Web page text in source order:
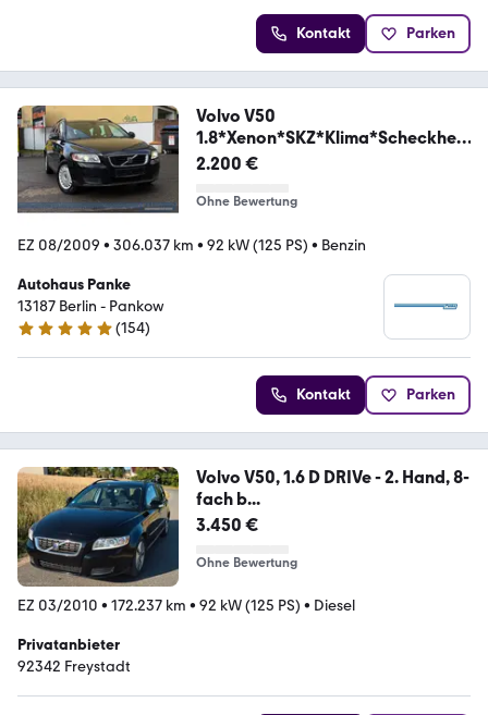
Kontakt Parken
Volvo V50
1.8*Xenon*SKZ*Klima*Scheckheft
*SR+WR*
2.200 €
Ohne Bewertung
EZ 08/2009 • 306.037 km • 92 kW (125 PS) • Benzin
Autohaus Panke
13187 Berlin - Pankow
4.9 Sterne
(154)
Kontakt Parken
Volvo V50, 1.6 D DRIVe - 2. Hand, 8-
fach b...
3.450 €
Ohne Bewertung
EZ 03/2010 • 172.237 km • 92 kW (125 PS) • Diesel
Privatanbieter
92342 Freystadt